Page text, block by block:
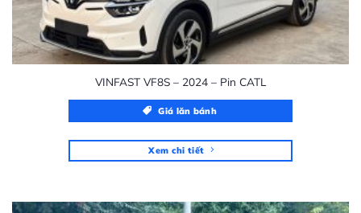
VINFAST VF8S – 2024 – Pin CATL
Giá lăn bánh
Xem chi tiết